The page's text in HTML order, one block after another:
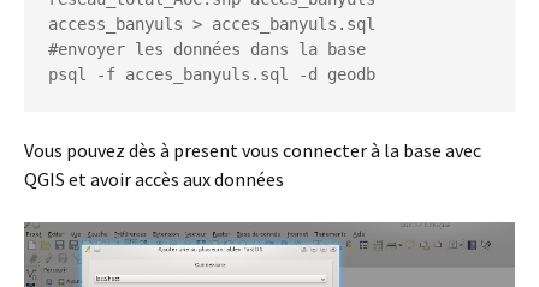
access_banyuls > acces_banyuls.sql
#envoyer les données dans la base
psql -f acces_banyuls.sql -d geodb
Vous pouvez dès à present vous connecter à la base avec
QGIS et avoir accès aux données